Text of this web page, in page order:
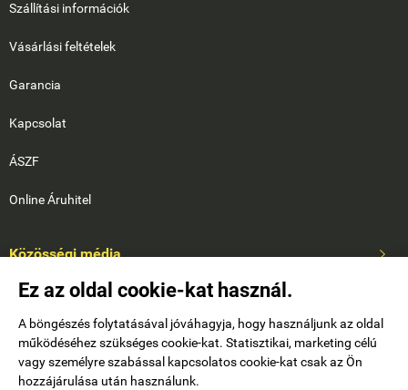
Ez az oldal cookie-kat használ.
A böngészés folytatásával jóváhagyja, hogy használjunk az oldal
működéséhez szükséges cookie-kat. Statisztikai, marketing célú
vagy személyre szabással kapcsolatos cookie-kat csak az Ön
hozzájárulása után használunk.
Szállítási információk
Vásárlási feltételek
Garancia
Kapcsolat
ÁSZF
Online Áruhitel
Közösségi média 